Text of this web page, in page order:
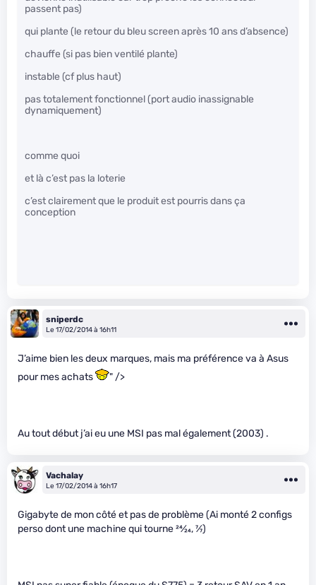
passent pas)
qui plante (le retour du bleu screen après 10 ans d’absence)
chauffe (si pas bien ventilé plante)
instable (cf plus haut)
pas totalement fonctionnel (port audio inassignable
dynamiquement)
comme quoi
et là c’est pas la loterie
c’est clairement que le produit est pourris dans ça
conception
sniperdc
Le 17/02/2014 à 16h11
J’aime bien les deux marques, mais ma préférence va à Asus
pour mes achats
" />
Au tout début j’ai eu une MSI pas mal également (2003) .
Vachalay
Le 17/02/2014 à 16h17
Gigabyte de mon côté et pas de problème (Ai monté 2 configs
perso dont une machine qui tourne24⁄24,7⁄7)